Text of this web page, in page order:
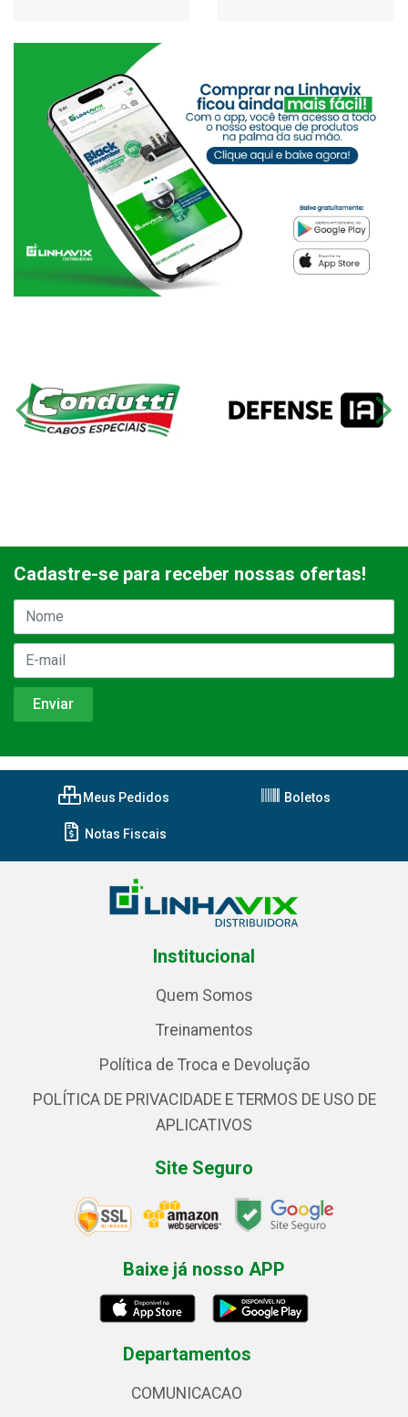
Cadastre-se para receber nossas ofertas!
Meus Pedidos Boletos
Notas Fiscais
Institucional
Quem Somos
Treinamentos
Política de Troca e Devolução
POLÍTICA DE PRIVACIDADE E TERMOS DE USO DE
APLICATIVOS
Site Seguro
Baixe já nosso APP
Departamentos
COMUNICACAO